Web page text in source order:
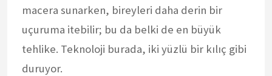
macera sunarken, bireyleri daha derin bir
uçuruma itebilir; bu da belki de en büyük
tehlike. Teknoloji burada, iki yüzlü bir kılıç gibi
duruyor.